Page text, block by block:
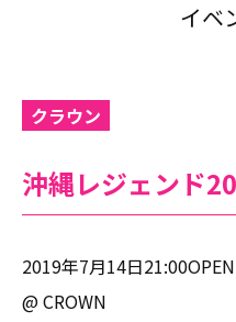
イベ
クラウン
沖縄レジェンド
2019年7月14日
@ CROWN